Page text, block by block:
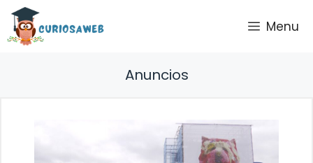
Saltar
contenido
Menu
Anuncios